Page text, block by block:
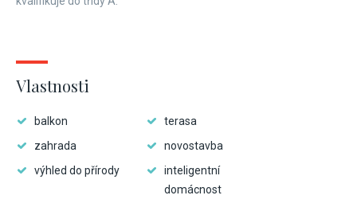
Vlastnosti
balkon
terasa
zahrada
novostavba
výhled do přírody
inteligentní
domácnost